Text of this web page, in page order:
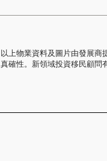
以上物業資料及圖片由發展商
真確性。新領域投資移民顧問